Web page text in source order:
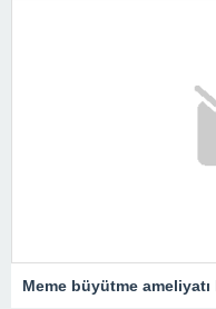
Meme büyütme